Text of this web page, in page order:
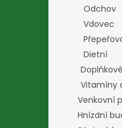
Odchov
Vdovec
Dietní
Vitamíny
Venkovní
Hnízdní